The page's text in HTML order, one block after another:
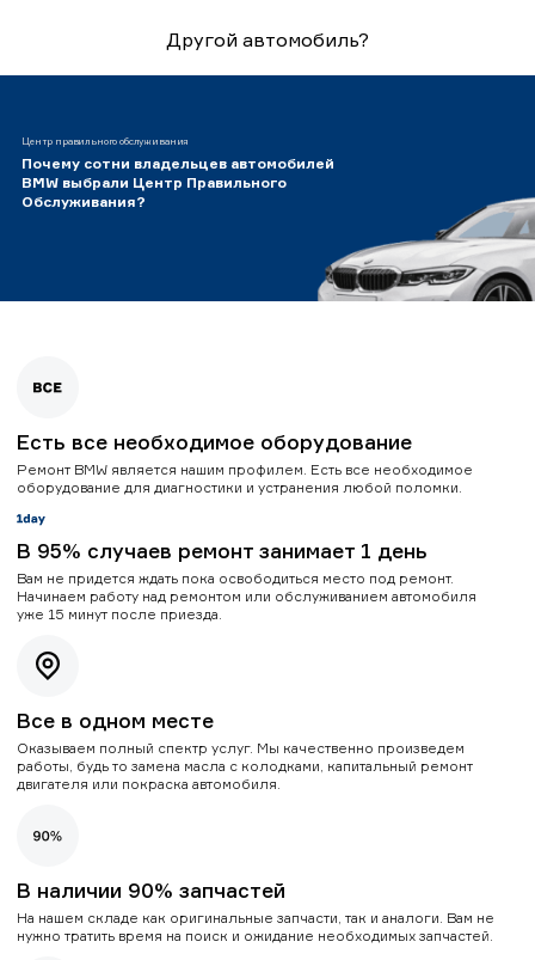
Другой автомобиль?
Центр правильного обслуживания
Почему сотни владельцев автомобилей
BMW выбрали Центр Правильного
Обслуживания?
Есть все необходимое оборудование
Ремонт BMW является нашим профилем. Есть все необходимое
оборудование для диагностики и устранения любой поломки.
В 95% случаев ремонт занимает 1 день
Вам не придется ждать пока освободиться место под ремонт.
Начинаем работу над ремонтом или обслуживанием автомобиля
уже 15 минут после приезда.
Все в одном месте
Оказываем полный спектр услуг. Мы качественно произведем
работы, будь то замена масла с колодками, капитальный ремонт
двигателя или покраска автомобиля.
В наличии 90% запчастей
На нашем складе как оригинальные запчасти, так и аналоги. Вам не
нужно тратить время на поиск и ожидание необходимых запчастей.